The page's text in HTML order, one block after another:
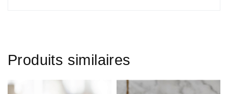
Produits similaires